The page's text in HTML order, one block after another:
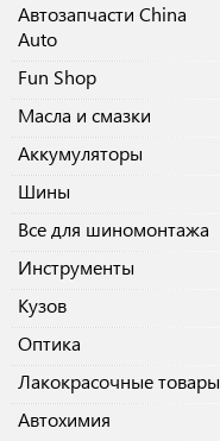
Автозапчасти China
Auto
Fun Shop
Масла и смазки
Аккумуляторы
Шины
Все для шиномонтажа
Инструменты
Кузов
Оптика
Лакокрасочные товары
Автохимия